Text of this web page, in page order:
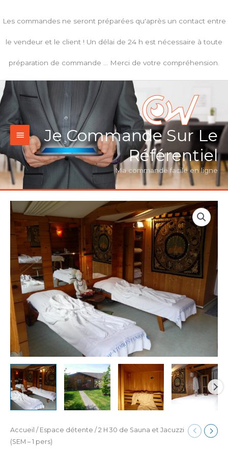
auLes commandes ne seront préparées qu'après un contact entre
le vendeur et le client ! Un délai de 24 h est nécessaire à toute
préparation de commande ... Merci de votre compréhension.
Je Commande Sur Le
Référentiel
Ma commande facile en ligne
Menu
principal
Accueil / Espace détente / 2 H 30 de Sauna et Jacuzzi
(SEM – 1 pers)